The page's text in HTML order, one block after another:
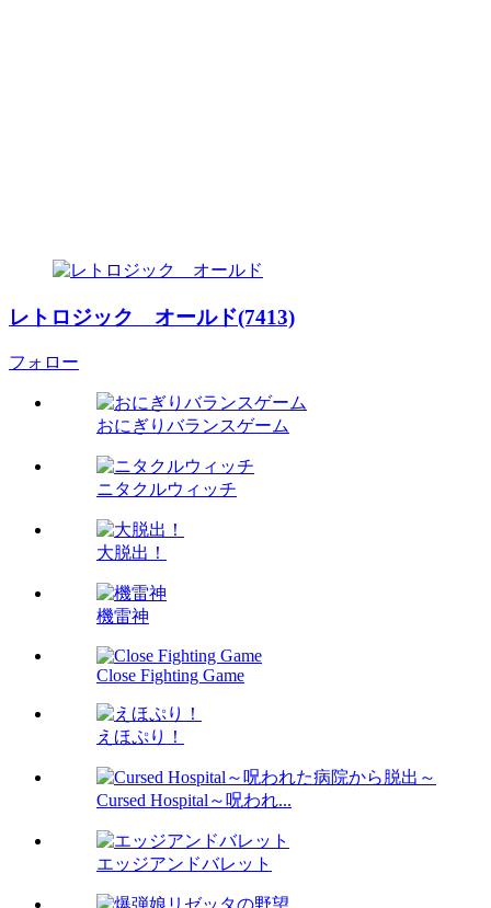
レトロジック オールド(7413)
フォロー
おにぎりバランスゲーム
ニタクルウィッチ
大脱出！
機雷神
Close Fighting Game
えほぷり！
Cursed Hospital～呪われ...
エッジアンドバレット